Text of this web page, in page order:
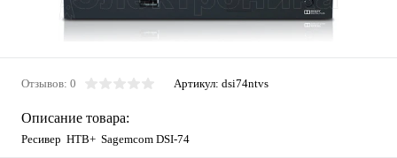
Отзывов: 0 Артикул: dsi74ntvs
Описание товара:
Ресивер НТВ+ Sagemсоm DSI-74